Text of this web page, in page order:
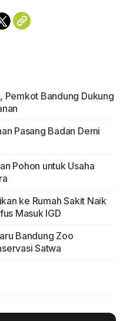
Pemkot Bandung Dukung
Pasang Badan Demi
Pohon untuk Usaha
ke Rumah Sakit Naik
Masuk IGD
Bandung Zoo
Satwa